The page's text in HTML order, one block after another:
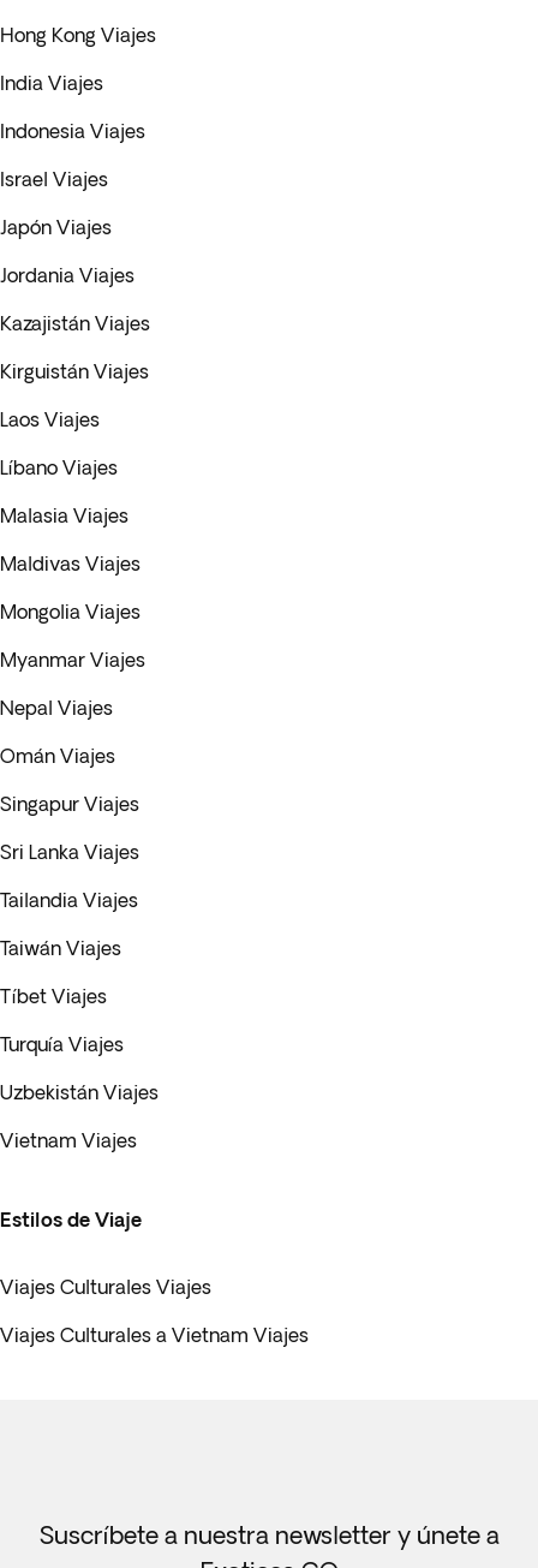
Hong Kong Viajes
India Viajes
Indonesia Viajes
Israel Viajes
Japón Viajes
Jordania Viajes
Kazajistán Viajes
Kirguistán Viajes
Laos Viajes
Líbano Viajes
Malasia Viajes
Maldivas Viajes
Mongolia Viajes
Myanmar Viajes
Nepal Viajes
Omán Viajes
Singapur Viajes
Sri Lanka Viajes
Tailandia Viajes
Taiwán Viajes
Tíbet Viajes
Turquía Viajes
Uzbekistán Viajes
Vietnam Viajes
Estilos de Viaje
Viajes Culturales Viajes
Viajes Culturales a Vietnam Viajes
Suscríbete a nuestra newsletter y únete a